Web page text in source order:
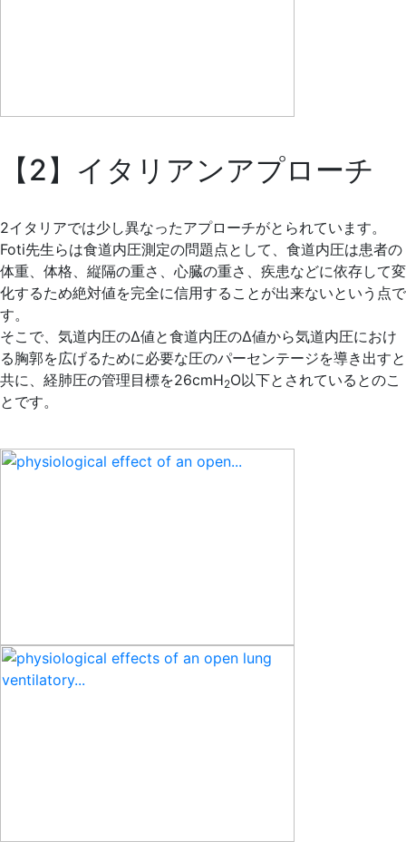
【2】イタリアンアプローチ
2イタリアでは少し異なったアプローチがとられています。
Foti先生らは食道内圧測定の問題点として、食道内圧は患者の
体重、体格、縦隔の重さ、心臓の重さ、疾患などに依存して変
化するため絶対値を完全に信用することが出来ないという点で
す。
そこで、気道内圧のΔ値と食道内圧のΔ値から気道内圧におけ
る胸郭を広げるために必要な圧のパーセンテージを導き出すと
共に、経肺圧の管理目標を26cmH2O以下とされているとのこ
とです。